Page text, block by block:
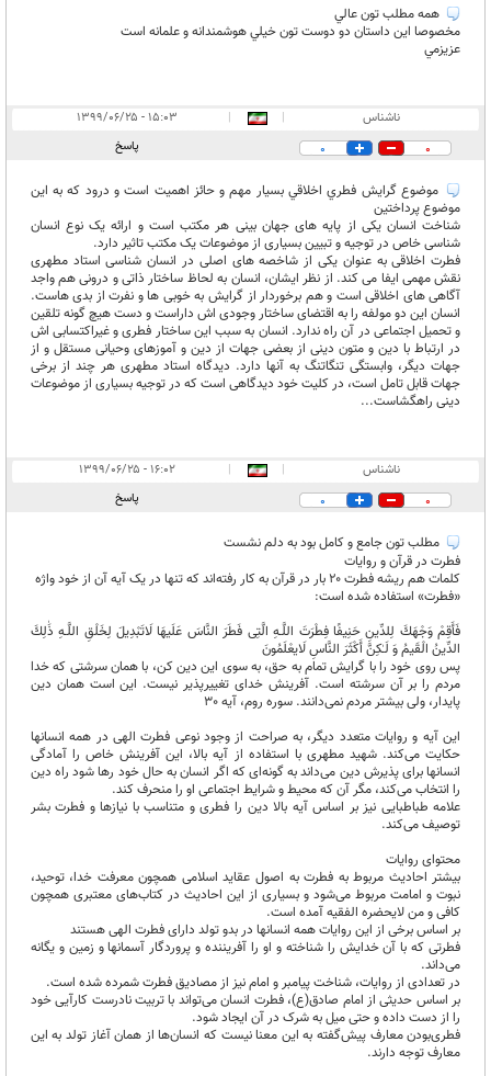
همه مطلب تون عالي
مخصوصا اين داستان دو دوست تون خيلي هوشمندانه و علمانه است
عزيزمي
ناشناس |
|
۱۵:۰۳ - ۱۳۹۹/۰۶/۲۵
0
0 پاسخ
موضوع گرايش فطري اخلاقي بسيار مهم و حائز اهميت است و درود كه به اين
موضوع پرداختين
شناخت انسان یکی از پایه های جهان بینی هر مکتب است و ارائه یک نوع انسان
شناسی خاص در توجیه و تبیین بسیاری از موضوعات یک مکتب تاثیر دارد.
فطرت اخلاقی به عنوان یکی از شاخصه های اصلی در انسان شناسی استاد مطهری
نقش مهمی ایفا می کند. از نظر ایشان، انسان به لحاظ ساختار ذاتی و درونی هم واجد
آگاهی های اخلاقی است و هم برخوردار از گرایش به خوبی ها و نفرت از بدی هاست.
انسان این دو مولفه را به اقتضای ساختار وجودی اش داراست و دست هیچ گونه تلقین
و تحمیل اجتماعی در آن راه ندارد. انسان به سبب این ساختار فطری و غیراکتسابی اش
در ارتباط با دین و متون دینی از بعضی جهات از دین و آموزهای وحیانی مستقل و از
جهات دیگر، وابستگی تنگاتنگ به آنها دارد. دیدگاه استاد مطهری هر چند از برخی
جهات قابل تامل است، در کلیت خود دیدگاهی است که در توجیه بسیاری از موضوعات
دینی راهگشاست...
ناشناس |
|
۱۶:۰۲ - ۱۳۹۹/۰۶/۲۵
0
0 پاسخ
مطلب تون جامع و كامل بود به دلم نشست
فطرت در قرآن و روایات
کلمات هم ریشه فطرت ۲۰ بار در قرآن به کار رفته‌اند که تنها در یک آیه آن از خود واژه
«فطرت» استفاده شده است:
فَأَقِمْ وَجْهَكَ لِلدِّینِ حَنِیفًا فِطْرَتَ اللَّـهِ الَّتِی فَطَرَ النَّاسَ عَلَیهَا لَاتَبْدِیلَ لِخَلْقِ اللَّـهِ ذَٰلِكَ
الدِّینُ الْقَیمُ وَ لَـٰكِنَّ أَكْثَرَ النَّاسِ لَایعْلَمُونَ
پس روی خود را با گرایش تمام به حق، به سوی این دین كن، با همان سرشتی كه خدا
مردم را بر آن سرشته است. آفرینش خدای تغییرپذیر نیست. این است همان دین
پایدار، ولی بیشتر مردم نمی‌دانند. سوره روم، آیه ۳٠
این آیه و روایات متعدد دیگر، به صراحت از وجود نوعی فطرت الهی در همه انسانها
حکایت می‌کند. شهید مطهری با استفاده از آیه بالا، این آفرینش خاص را آمادگی
انسانها برای پذیرش دین می‌داند به گونه‌ای که اگر انسان به حال خود رها شود راه دین
را انتخاب می‌كند، مگر آن كه محیط و شرایط اجتماعی او را منحرف كند.
علامه طباطبایی نیز بر اساس آیه بالا دین را فطری و متناسب با نیازها و فطرت بشر
توصیف می‌کند.
محتوای روایات
بیشتر احادیث مربوط به فطرت به اصول عقاید اسلامی همچون معرفت خدا، توحید،
نبوت و امامت مربوط می‌شود و بسیاری از این احادیث در کتاب‌های معتبری همچون
کافی و من لایحضره الفقیه آمده است.
بر اساس برخی از این روایات همه انسانها در بدو تولد دارای فطرت الهی هستند
فطرتی که با آن خدایش را شناخته و او را آفریننده و پروردگار آسمانها و زمین و یگانه
می‌داند.
در تعدادی از روایات، شناخت پیامبر و امام نیز از مصادیق فطرت شمرده شده است.
بر اساس حدیثی از امام صادق(ع)، فطرت انسان می‌تواند با تربیت نادرست کارآیی خود
را از دست داده و حتی میل به شرک در آن ایجاد شود.
فطری‌بودن معارف پیش‌گفته به این معنا نیست که انسان‌ها از همان آغاز تولد به این
معارف توجه دارند.